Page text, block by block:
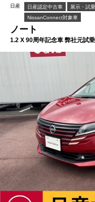
日産 日産認定中古車 展示・試
NissanConnect対象車
ノート
1.2 X 90周年記念車 弊社元試